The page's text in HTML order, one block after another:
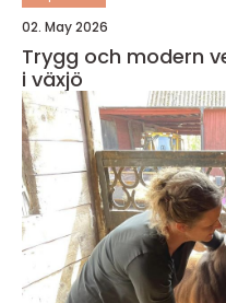
02. May 2026
Trygg och modern
i växjö